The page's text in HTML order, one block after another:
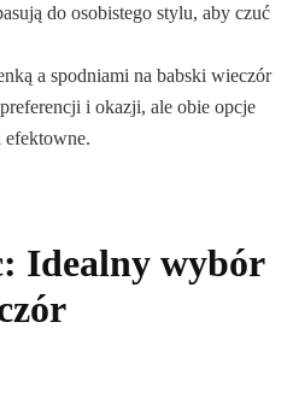
do osobistego stylu, aby czuć
a spodniami na babski wieczór
i okazji, ale obie opcje
Idealny wybór